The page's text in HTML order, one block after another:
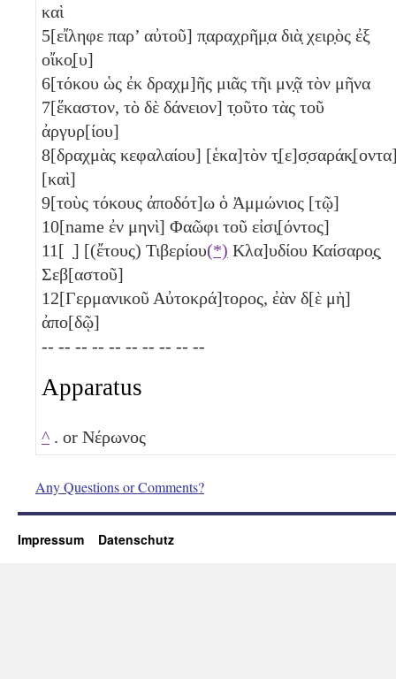
καὶ
5[εἴληφε παρ’ αὐτοῦ] π̣αραχρῆμ̣α διὰ̣ χειρ̣ὸς ἐξ
οἴκο̣[υ]
6[τόκου ὡς ἐκ δραχμ]ῆς μιᾶς τῆι μν̣ᾷ τὸν μῆνα
7[ἕκαστον, τὸ δὲ δάνειον] τ̣οῦτο τὰς τοῦ
ἀργυρ[ίου]
8[δραχμὰς κεφαλαίου] [ἑκα]τὸν
[καὶ]
9[τοὺς τόκους ἀποδότ]ω ὁ Ἀμμώνιος [τῷ]
10[name ἐν μηνὶ] Φαῶφι τοῦ εἰσι̣[όντος]
11[ ̣] [(ἔτους) Τιβερίου(*) Κλα]υδίου Καίσαρο̣ς̣
Σεβ[αστοῦ]
12[Γερμανικοῦ Αὐτοκρά]τορος, ἐὰν δ[ὲ μὴ]
ἀπο[δῷ]
-- -- -- -- -- -- -- -- -- --
Apparatus
^ . or Νέρωνος
Any Questions or Comments?
Impressum Datenschutz